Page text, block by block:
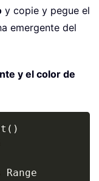
y copie y pegue el
emergente del
y el color de
( )
Range